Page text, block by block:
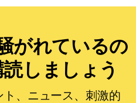
がれているの
しましょう
、ニュース、刺激的